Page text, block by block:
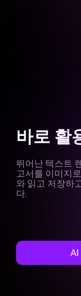
바로 활
뛰어난 텍스트
고서를 이미지
와 읽고 저장하
다.
AI